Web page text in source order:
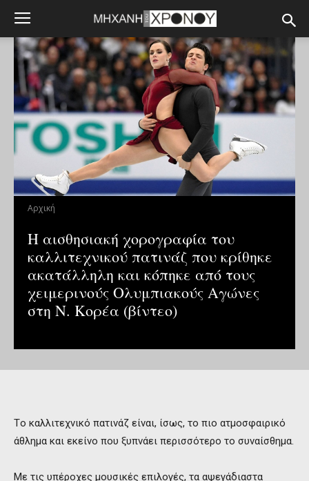
Αρχική
Η αισθησιακή χορογραφία του
καλλιτεχνικού πατινάζ που κρίθηκε
ακατάλληλη και κόπηκε από τους
χειμερινούς Ολυμπιακούς Αγώνες
στη Ν. Κορέα (βίντεο)
Tο καλλιτεχνικό πατινάζ είναι, ίσως, το πιο ατμοσφαιρικό
άθλημα και εκείνο που ξυπνάει περισσότερο το συναίσθημα.
Με τις υπέροχες μουσικές επιλογές, τα αψεγάδιαστα